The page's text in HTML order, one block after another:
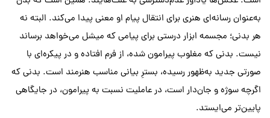
به‌عنوان رسانه‌ای هنری برای انتقال پیام او معنی پیدا می‌کند. البته نه
هر بدنی؛ مجسمه ابزار درستی برای پیامی که میشل می‌خواهد برساند
نیست. بدنی که مغلوب پیرامون شده، از فرم افتاده و در پیکره‌ای با
صورتی جدید به‌ظهور رسیده، بسترِ بیانی مناسب هنرمند است. بدنی که
اگرچه سوژه و جان‌دار است، در عاملیت نسبت به پیرامون، در جایگاهی
پایین‌تر می‌ایستد.